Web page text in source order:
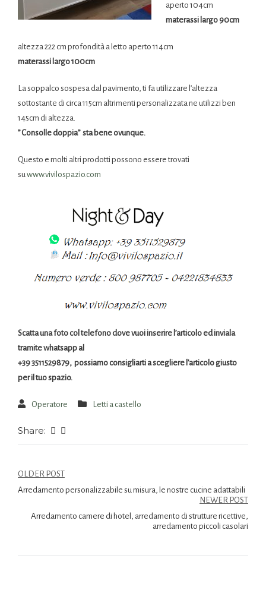
aperto 104cm
materassi largo 90cm
altezza 222 cm profondità a letto aperto 114cm
materassi largo 100cm
Lasoppalco sospesa dal pavimento, ti fa utilizzare l’altezza
sottostante di circa 115cm altrimenti personalizzata ne utilizzi ben
145cm di altezza.
” Consolle doppia” sta bene ovunque.
Questo e molti altri prodotti possono essere trovati
suwww.vivilospazio.com
Scatta una foto col telefono dove vuoi inserire l’articolo ed inviala
tramite whatsapp al
+39 3511529879, possiamo consigliarti a scegliere l’articolo giusto
per il tuo spazio.
Operatore Letti a castello
Share:
OLDER POST
Arredamento personalizzabile su misura, le nostre cucine adattabili
NEWER POST
Arredamento camere di hotel, arredamento di strutture ricettive,
arredamento piccoli casolari